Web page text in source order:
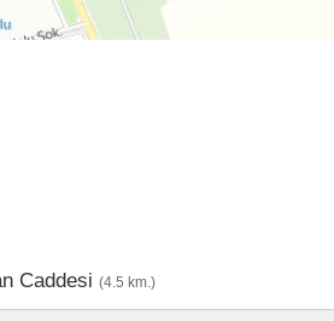
Caddesi (4.5 km.)